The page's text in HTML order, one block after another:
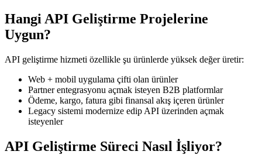
Hangi API Geliştirme Projelerine
Uygun?
API geliştirme hizmeti özellikle şu ürünlerde yüksek değer üretir:
Web + mobil uygulama çifti olan ürünler
Partner entegrasyonu açmak isteyen B2B platformlar
Ödeme, kargo, fatura gibi finansal akış içeren ürünler
Legacy sistemi modernize edip API üzerinden açmak
isteyenler
API Geliştirme Süreci Nasıl İşliyor?